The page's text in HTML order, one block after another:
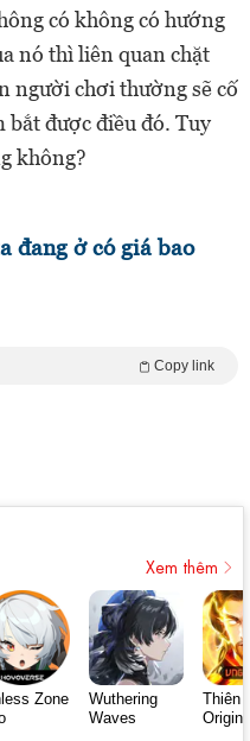
có không có hướng
nó thì liên quan chặt
người chơi thường sẽ cố
bắt được điều đó. Tuy
không?
đang ở có giá bao
Copy link
Xem thêm
Zone
Wuthering
Waves
Thiên
Origin